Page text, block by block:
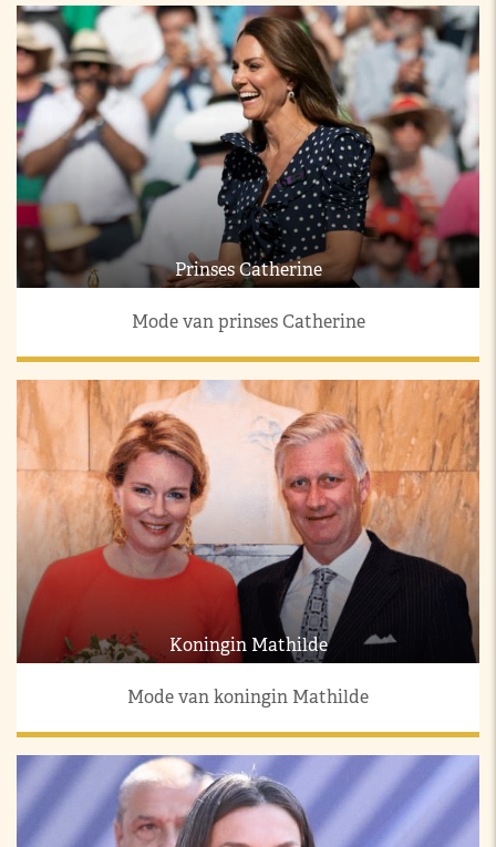
Prinses Catherine
Mode van prinses Catherine
Koningin Mathilde
Mode van koningin Mathilde